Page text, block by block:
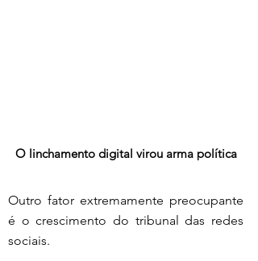
O linchamento digital virou arma política
Outro fator extremamente preocupante
é o crescimento do tribunal das redes
sociais.